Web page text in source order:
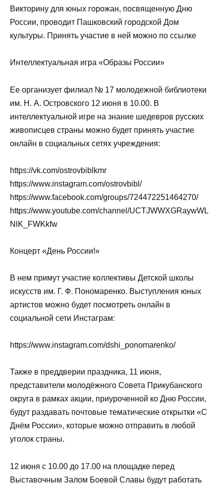
Викторину для юных горожан, посвященную Дню
России, проводит Пашковский городской Дом
культуры. Принять участие в ней можно по ссылке
Интеллектуальная игра «Образы России»
Ее организует филиал № 17 молодежной библиотеки
им. Н. А. Островского 12 июня в 10.00. В
интеллектуальной игре на знание шедевров русских
живописцев страны можно будет принять участие
онлайн в социальных сетях учреждения:
https://vk.com/ostrovbiblkmr
https://www.instagram.com/ostrovbibl/
https://www.facebook.com/groups/724472251464270/
https://www.youtube.com/channel/UCTJWWXGRaywWL
NlK_FWKkfw
Концерт «День России!»
В нем примут участие коллективы Детской школы
искусств им. Г. Ф. Пономаренко. Выступления юных
артистов можно будет посмотреть онлайн в
социальной сети Инстаграм:
https://www.instagram.com/dshi_ponomarenko/
Также в преддверии праздника, 11 июня,
представители молодёжного Совета Прикубанского
округа в рамках акции, приуроченной ко Дню России,
будут раздавать почтовые тематические открытки «С
Днём России», которые можно отправить в любой
уголок страны.
12 июня с 10.00 до 17.00 на площадке перед
Выставочным Залом Боевой Славы будут работать